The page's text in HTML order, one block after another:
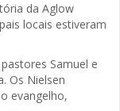
da Aglow
locais estiveram
Samuel e
Os Nielsen
evangelho,